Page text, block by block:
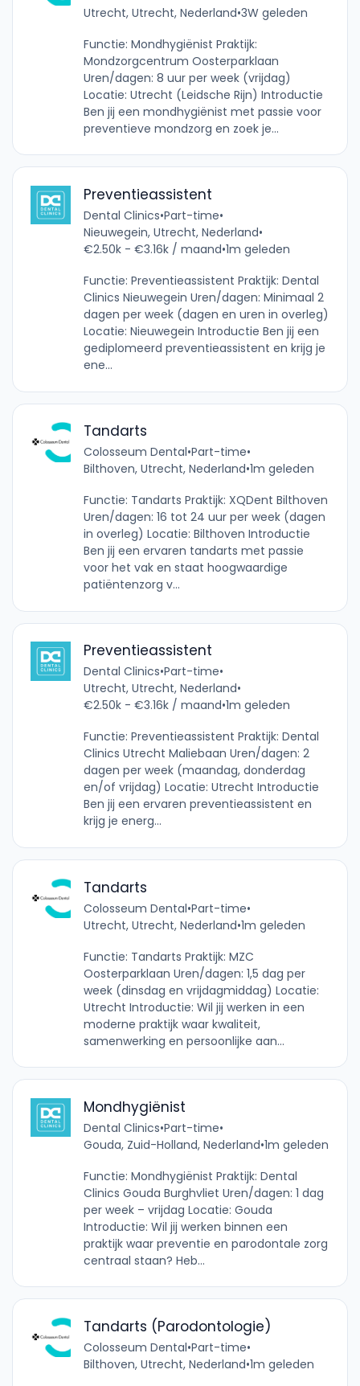
Utrecht, Utrecht, Nederland•3W geleden
Functie: Mondhygiënist Praktijk:
Mondzorgcentrum Oosterparklaan
Uren/dagen: 8 uur per week (vrijdag)
Locatie: Utrecht (Leidsche Rijn) Introductie
Ben jij een mondhygiënist met passie voor
preventieve mondzorg en zoek je...
Preventieassistent
Dental Clinics•Part-time•
Nieuwegein, Utrecht, Nederland•
€2.50k - €3.16k / maand•1m geleden
Functie: Preventieassistent Praktijk: Dental
Clinics Nieuwegein Uren/dagen: Minimaal 2
dagen per week (dagen en uren in overleg)
Locatie: Nieuwegein Introductie Ben jij een
gediplomeerd preventieassistent en krijg je
ene...
Tandarts
Colosseum Dental•Part-time•
Bilthoven, Utrecht, Nederland•1m geleden
Functie: Tandarts Praktijk: XQDent Bilthoven
Uren/dagen: 16 tot 24 uur per week (dagen
in overleg) Locatie: Bilthoven Introductie
Ben jij een ervaren tandarts met passie
voor het vak en staat hoogwaardige
patiëntenzorg v...
Preventieassistent
Dental Clinics•Part-time•
Utrecht, Utrecht, Nederland•
€2.50k - €3.16k / maand•1m geleden
Functie: Preventieassistent Praktijk: Dental
Clinics Utrecht Maliebaan Uren/dagen: 2
dagen per week (maandag, donderdag
en/of vrijdag) Locatie: Utrecht Introductie
Ben jij een ervaren preventieassistent en
krijg je energ...
Tandarts
Colosseum Dental•Part-time•
Utrecht, Utrecht, Nederland•1m geleden
Functie: Tandarts Praktijk: MZC
Oosterparklaan Uren/dagen: 1,5 dag per
week (dinsdag en vrijdagmiddag) Locatie:
Utrecht Introductie: Wil jij werken in een
moderne praktijk waar kwaliteit,
samenwerking en persoonlijke aan...
Mondhygiënist
Dental Clinics•Part-time•
Gouda, Zuid-Holland, Nederland•1m geleden
Functie: Mondhygiënist Praktijk: Dental
Clinics Gouda Burghvliet Uren/dagen: 1 dag
per week – vrijdag Locatie: Gouda
Introductie: Wil jij werken binnen een
praktijk waar preventie en parodontale zorg
centraal staan? Heb...
Tandarts (Parodontologie)
Colosseum Dental•Part-time•
Bilthoven, Utrecht, Nederland•1m geleden